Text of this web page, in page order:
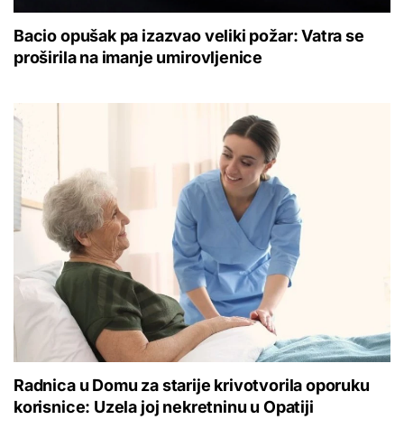
Bacio opušak pa izazvao veliki požar: Vatra se
proširila na imanje umirovljenice
Radnica u Domu za starije krivotvorila oporuku
korisnice: Uzela joj nekretninu u Opatiji